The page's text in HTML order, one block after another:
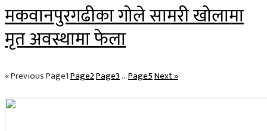
मकवानपुरगढीका गोले सामरी खोलामा
मृत अवस्थामा फेला
« PreviousPage1Page2Page3…Page5Next »